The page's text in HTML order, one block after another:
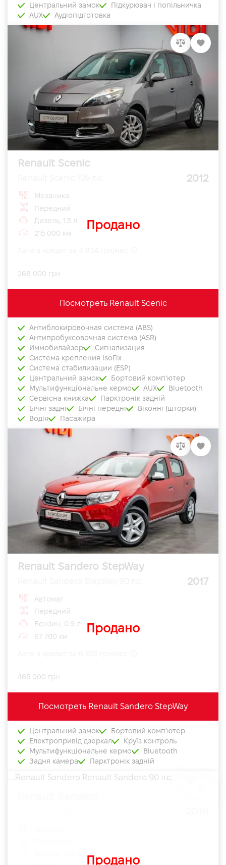
Центральний замок
Підкурювач і попільничка
AUX
Аудіопідготовка
Renault Scenic
2012
Продано
Механика
Передний
Дизель, 1.5 л
215 000 км
268 000 грн
Посмотреть Renault Scenic
Антиблокировочная система (ABS)
Антипробуксовочная система (ASR)
Иммобилайзер
Сигнализация
Система крепления IsoFix
Система стабилизации (ESP)
Центральний замок
Бортовий комп'ютер
Мультифункціональне кермо
AUX
Bluetooth
Сервісна книжка
Парктронік задній
Бічні задні
Бічні передні
Віконні (шторки)
Водія
Пасажира
Renault Sandero StepWay
2017
Продано
Автомат
Передний
Бензин, 0.9 л
67 700 км
465 000 грн
Посмотреть Renault Sandero StepWay
Центральний замок
Бортовий комп'ютер
Електропривід дзеркал
Круїз контроль
Мультифункціональне кермо
Bluetooth
Задня камера
Парктронік задній
Продано